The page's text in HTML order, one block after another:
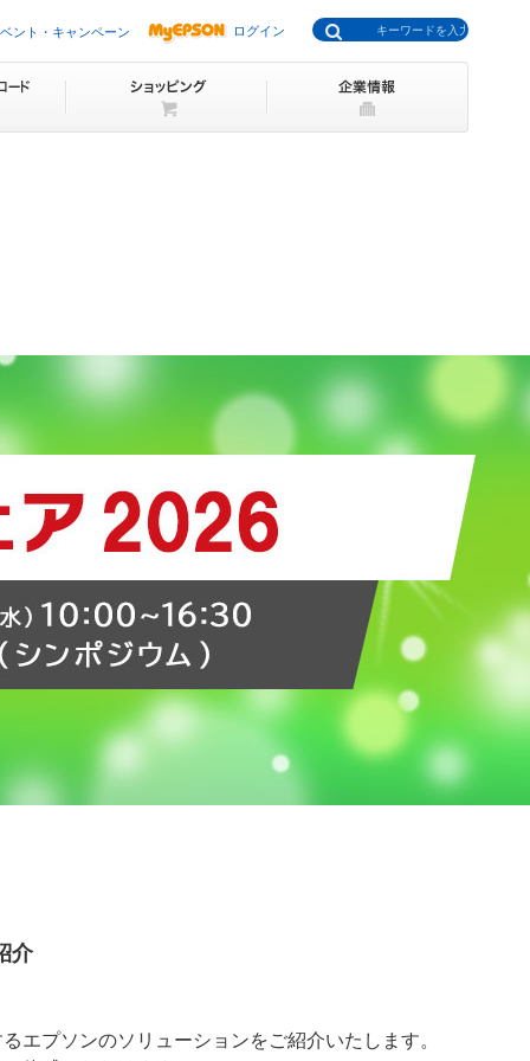
ント・キャンペーン ログイン
介
エプソンのソリューションをご紹介いたします。